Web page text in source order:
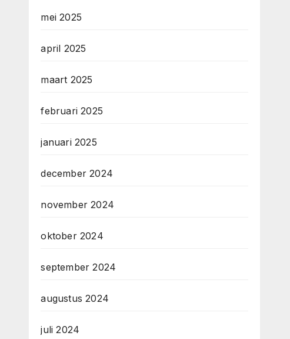
mei 2025
april 2025
maart 2025
februari 2025
januari 2025
december 2024
november 2024
oktober 2024
september 2024
augustus 2024
juli 2024